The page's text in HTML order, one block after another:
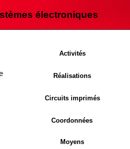
Activités
Réalisations
Circuits imprimés
Coordonnées
électroniques
Moyens